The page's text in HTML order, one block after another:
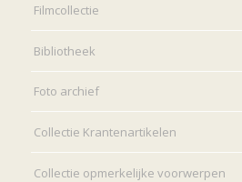
Filmcollectie
Bibliotheek
Foto archief
Collectie Krantenartikelen
Collectie opmerkelijke voorwerpen